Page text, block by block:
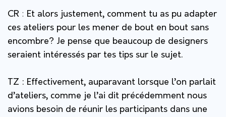
CR : Et alors justement, comment tu as pu adapter
ces ateliers pour les mener de bout en bout sans
encombre? Je pense que beaucoup de designers
seraient intéressés par tes tips sur le sujet.
TZ : Effectivement, auparavant lorsque l’on parlait
d’ateliers, comme je l’ai dit précédemment nous
avions besoin de réunir les participants dans une